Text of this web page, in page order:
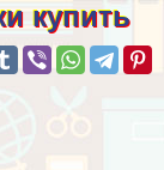
купить